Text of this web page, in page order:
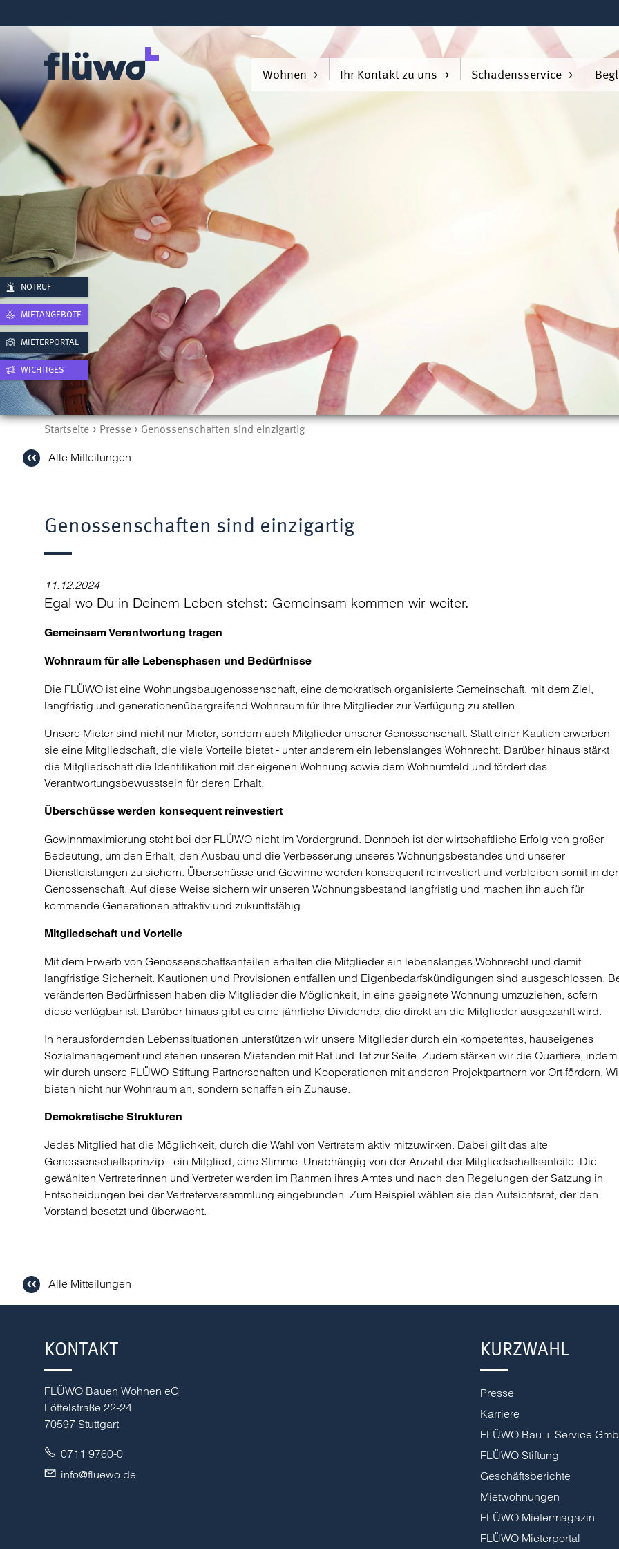
Wohnen Ihr Kontakt zu uns Schadensservice
Startseite Presse Genossenschaften sind einzigartig
Alle Mitteilungen
Genossenschaften sind einzigartig
11.12.2024
Egal wo Du in Deinem Leben stehst: Gemeinsam kommen wir weiter.
Gemeinsam Verantwortung tragen
Wohnraum für alle Lebensphasen und Bedürfnisse
Die FLÜWO ist eine Wohnungsbaugenossenschaft, eine demokratisch organisierte Gemeinschaft, mit dem Ziel,
langfristig und generationenübergreifend Wohnraum für ihre Mitglieder zur Verfügung zu stellen.
Unsere Mieter sind nicht nur Mieter, sondern auch Mitglieder unserer Genossenschaft. Statt einer Kaution erwerben
sie eine Mitgliedschaft, die viele Vorteile bietet - unter anderem ein lebenslanges Wohnrecht. Darüber hinaus stärkt
die Mitgliedschaft die Identifikation mit der eigenen Wohnung sowie dem Wohnumfeld und fördert das
Verantwortungsbewusstsein für deren Erhalt.
Überschüsse werden konsequent reinvestiert
Gewinnmaximierung steht bei der FLÜWO nicht im Vordergrund. Dennoch ist der wirtschaftliche Erfolg von großer
Bedeutung, um den Erhalt, den Ausbau und die Verbesserung unseres Wohnungsbestandes und unserer
Dienstleistungen zu sichern. Überschüsse und Gewinne werden konsequent reinvestiert und verbleiben somit in der
Genossenschaft. Auf diese Weise sichern wir unseren Wohnungsbestand langfristig und machen ihn auch für
kommende Generationen attraktiv und zukunftsfähig.
Mitgliedschaft und Vorteile
Mit dem Erwerb von Genossenschaftsanteilen erhalten die Mitglieder ein lebenslanges Wohnrecht und damit
langfristige Sicherheit. Kautionen und Provisionen entfallen und Eigenbedarfskündigungen sind ausgeschlossen.
veränderten Bedürfnissen haben die Mitglieder die Möglichkeit, in eine geeignete Wohnung umzuziehen, sofern
diese verfügbar ist. Darüber hinaus gibt es eine jährliche Dividende, die direkt an die Mitglieder ausgezahlt wird.
In herausfordernden Lebenssituationen unterstützen wir unsere Mitglieder durch ein kompetentes, hauseigenes
Sozialmanagement und stehen unseren Mietenden mit Rat und Tat zur Seite. Zudem stärken wir die Quartiere, indem
wir durch unsere FLÜWO-Stiftung Partnerschaften und Kooperationen mit anderen Projektpartnern vor Ort fördern.
bieten nicht nur Wohnraum an, sondern schaffen ein Zuhause.
Demokratische Strukturen
Jedes Mitglied hat die Möglichkeit, durch die Wahl von Vertretern aktiv mitzuwirken. Dabei gilt das alte
Genossenschaftsprinzip - ein Mitglied, eine Stimme. Unabhängig von der Anzahl der Mitgliedschaftsanteile. Die
gewählten Vertreterinnen und Vertreter werden im Rahmen ihres Amtes und nach den Regelungen der Satzung in
Entscheidungen bei der Vertreterversammlung eingebunden. Zum Beispiel wählen sie den Aufsichtsrat, der den
Vorstand besetzt und überwacht.
Alle Mitteilungen
KONTAKT
FLÜWO Bauen Wohnen eG
Löffelstraße 22-24
70597 Stuttgart
0711 9760-0
nf
fl w d
KURZWAHL
Presse
Karriere
FLÜWO Bau + Service
FLÜWO Stiftung
Geschäftsberichte
Mietwohnungen
FLÜWO Mietermagazin
FLÜWO Mieterportal
NOTRUF
MIETANGEBOTE
MIETERPORTAL
WICHTIGES